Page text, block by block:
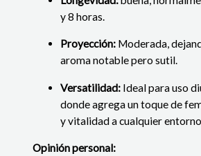
y 8 horas.
Proyección: Moderada,
aroma notable pero sutil.
Versatilidad: Ideal para uso
donde agrega un toque de
y vitalidad a cualquier
Opinión personal: